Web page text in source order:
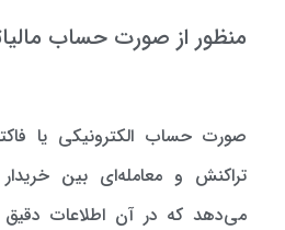
منظور از صورت حساب
صورت حساب الکترونیکی یا
تراکنش و معامله‌ای بین
می‌دهد که در آن اطلاعات دقیق